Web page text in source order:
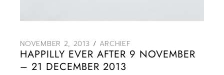
NOVEMBER 2, 2013 ARCHIEF
HAPPILLY EVER AFTER 9 NOVEMBER
– 21 DECEMBER 2013